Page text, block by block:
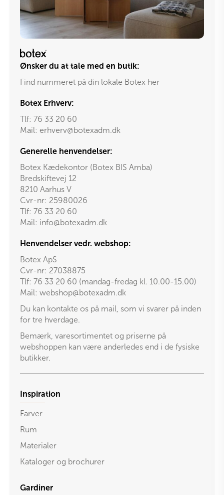
Ønsker du at tale med en butik:
Find nummeret på din lokale Botex her
Botex Erhverv:
Tlf: 76 33 20 60
Mail: erhverv@botexadm.dk
Generelle henvendelser:
Botex Kædekontor (Botex BIS Amba)
Bredskiftevej 12
8210 Aarhus V
Cvr-nr: 25980026
Tlf: 76 33 20 60
Mail: info@botexadm.dk
Henvendelser vedr. webshop:
Botex ApS
Cvr-nr: 27038875
Tlf: 76 33 20 60 (mandag-fredag kl. 10.00-15.00)
Mail: webshop@botexadm.dk
Du kan kontakte os på mail, som vi svarer på inden
for tre hverdage.
Bemærk, varesortimentet og priserne på
webshoppen kan være anderledes end i de fysiske
butikker.
Inspiration
Farver
Rum
Materialer
Kataloger og brochurer
Gardiner